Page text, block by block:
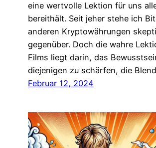
eine wertvolle Lektion für uns
bereithält. Seit jeher stehe ich
anderen Kryptowährungen
gegenüber. Doch die wahre
Films liegt darin, das
diejenigen zu schärfen, die
Februar 12, 2024